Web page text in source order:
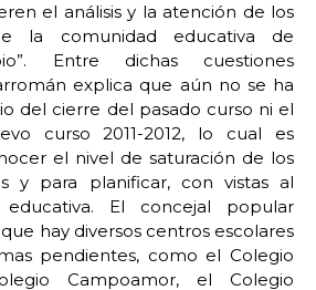
el análisis y la atención de los
la comunidad educativa de
Entre dichas cuestiones
explica que aún no se ha
del cierre del pasado curso ni el
curso 2011-2012, lo cual es
el nivel de saturación de los
y para planificar, con vistas al
El concejal popular
hay diversos centros escolares
pendientes, como el Colegio
Campoamor, el Colegio